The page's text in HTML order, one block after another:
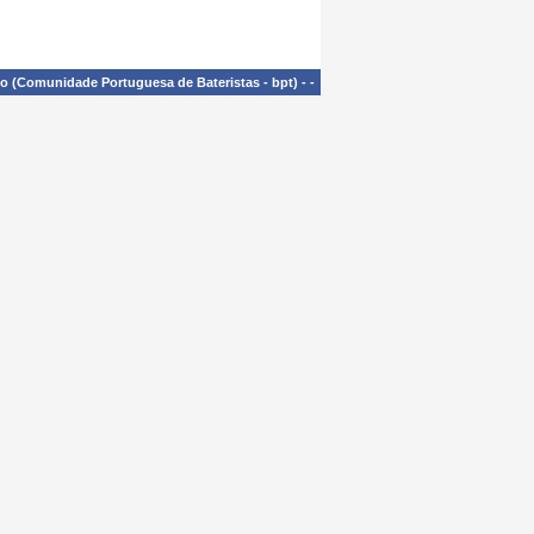
(Comunidade Portuguesa de Bateristas - bpt) - -